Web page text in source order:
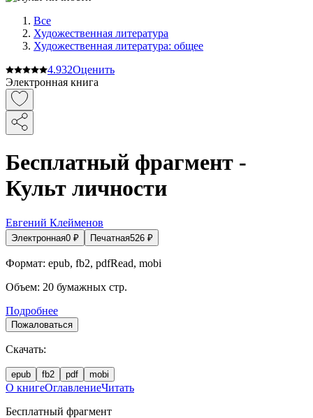
Все
Художественная литература
Художественная литература: общее
4.932Оценить
Электронная книга
Бесплатный фрагмент -
Культ личности
Евгений Клейменов
Электронная0 ₽ Печатная526 ₽
Формат: epub, fb2, pdfRead, mobi
Объем: 20 бумажных стр.
Подробнее
Пожаловаться
Скачать:
epub fb2 pdf mobi
О книгеОглавлениеЧитать
Бесплатный фрагмент